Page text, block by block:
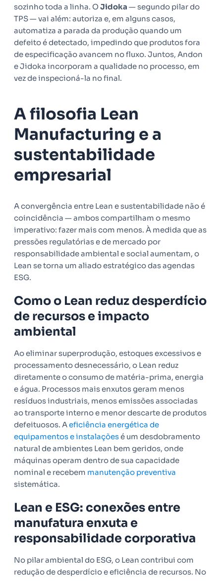
sozinho toda a linha. OJidoka — segundo pilar do
TPS — vai além: autoriza e, em alguns casos,
automatiza a parada da produção quando um
defeito é detectado, impedindo que produtos fora
de especificação avancem no fluxo. Juntos, Andon
e Jidoka incorporam a qualidade no processo, em
vez de inspecioná-la no final.
A filosofia Lean
Manufacturing e a
sustentabilidade
empresarial
A convergência entre Lean e sustentabilidade não é
coincidência — ambos compartilham o mesmo
imperativo: fazer mais com menos. À medida que as
pressões regulatórias e de mercado por
responsabilidade ambiental e social aumentam, o
Lean se torna um aliado estratégico das agendas
ESG.
Como o Lean reduz desperdício
de recursos e impacto
ambiental
Ao eliminar superprodução, estoques excessivos e
processamento desnecessário, o Lean reduz
diretamente o consumo de matéria-prima, energia
e água. Processos mais enxutos geram menos
resíduos industriais, menos emissões associadas
ao transporte interno e menor descarte de produtos
defeituosos. Aeficiência energética de
equipamentos e instalaçõesé um desdobramento
natural de ambientes Lean bem geridos, onde
máquinas operam dentro de sua capacidade
nominal e recebem manutenção preventiva
sistemática.
Lean e ESG: conexões entre
manufatura enxuta e
responsabilidade corporativa
No pilar ambiental do ESG, o Lean contribui com
redução de desperdício e eficiência de recursos. No